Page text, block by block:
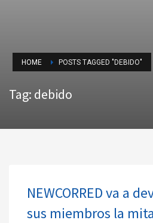
HOME POSTS TAGGED "DEBIDO"
Tag: debido
NEWCORRED va a
sus miembros la